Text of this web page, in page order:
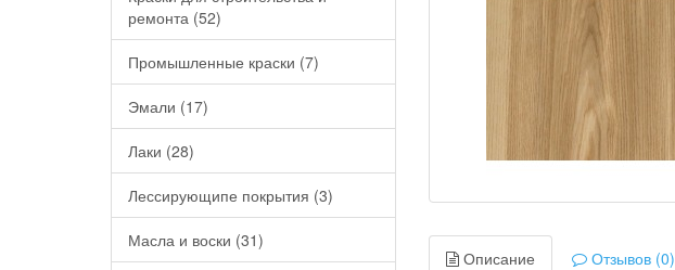
ремонта (52)
Промышленные краски (7)
Эмали (17)
Лаки (28)
Лессирующипе покрытия (3)
Масла и воски (31)
Описание Отзывов (0)